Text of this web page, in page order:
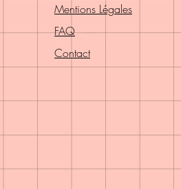
Mentions Légales
FAQ
Contact